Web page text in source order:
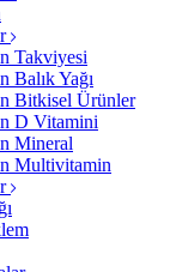
Takviyesi
Balık Yağı
Bitkisel Ürünler
D Vitamini
Mineral
Multivitamin